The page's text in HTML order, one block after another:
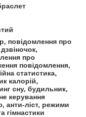
повідомлення про
про
повідомлення,
статистика,
калорій,
сну, будильник,
керування
анти-ліст, режими
гімнастики